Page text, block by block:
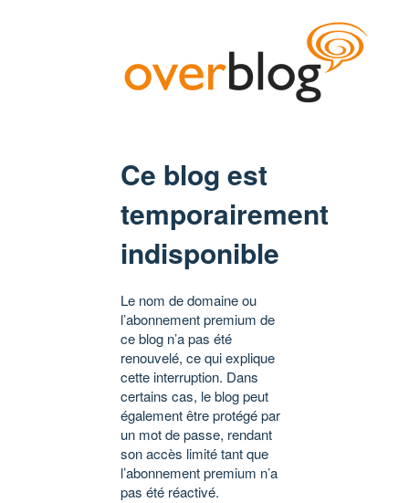
Ce blog est
temporairement
indisponible
Le nom de domaine ou
l’abonnement premium de
ce blog n’a pas été
renouvelé, ce qui explique
cette interruption. Dans
certains cas, le blog peut
également être protégé par
un mot de passe, rendant
son accès limité tant que
l’abonnement premium n’a
pas été réactivé.